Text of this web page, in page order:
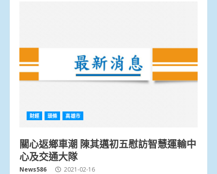
財經 頭條 高雄市
關心返鄉車潮 陳其邁初五慰訪智慧運輸中
心及交通大隊
News586 2021-02-16